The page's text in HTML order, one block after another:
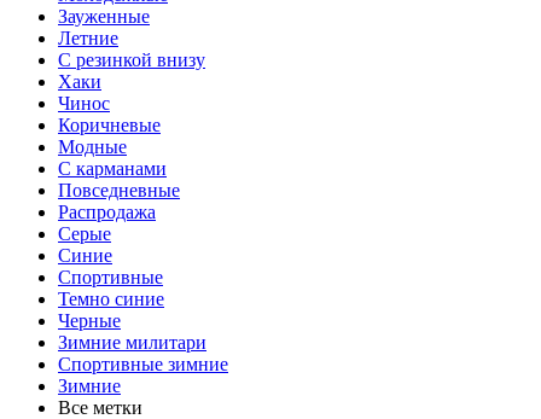
Зауженные
Летние
С резинкой внизу
Хаки
Чинос
Коричневые
Модные
С карманами
Повседневные
Распродажа
Серые
Синие
Спортивные
Темно синие
Черные
Зимние милитари
Спортивные зимние
Зимние
Все метки